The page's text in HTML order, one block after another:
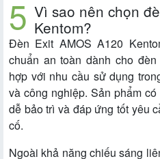
Vì sao nên chọn
Kentom?
Đèn Exit AMOS A120
chuẩn an toàn dành cho
hợp với nhu cầu sử dụng
và công nghiệp. Sản phẩm
dễ bảo trì và đáp ứng tốt yêu
cố.
Ngoài khả năng chiếu sáng